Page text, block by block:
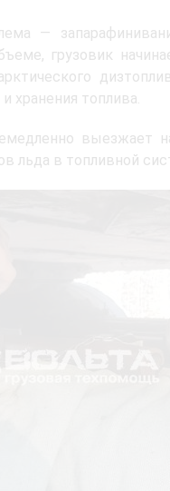
—
грузовик
хранения топлива.
выезжает
льда в топливной